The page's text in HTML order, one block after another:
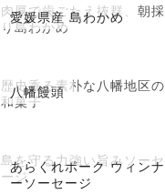
愛媛県産 島わかめ
肉厚で歯ごたえ抜群、朝採
り島わかめ
八幡饅頭
歴史香る素朴な八幡地区の
和菓子
あらくれポーク ウィンナ
ーソーセージ
島を守る力強い旨みソーセ
ージ